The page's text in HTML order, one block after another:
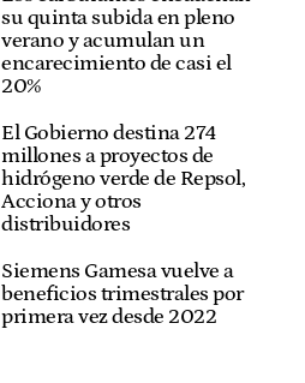
su quinta subida en pleno
verano y acumulan un
encarecimiento de casi el
20%
El Gobierno destina 274
millones a proyectos de
hidrógeno verde de Repsol,
Acciona y otros
distribuidores
Siemens Gamesa vuelve a
beneficios trimestrales por
primera vez desde 2022